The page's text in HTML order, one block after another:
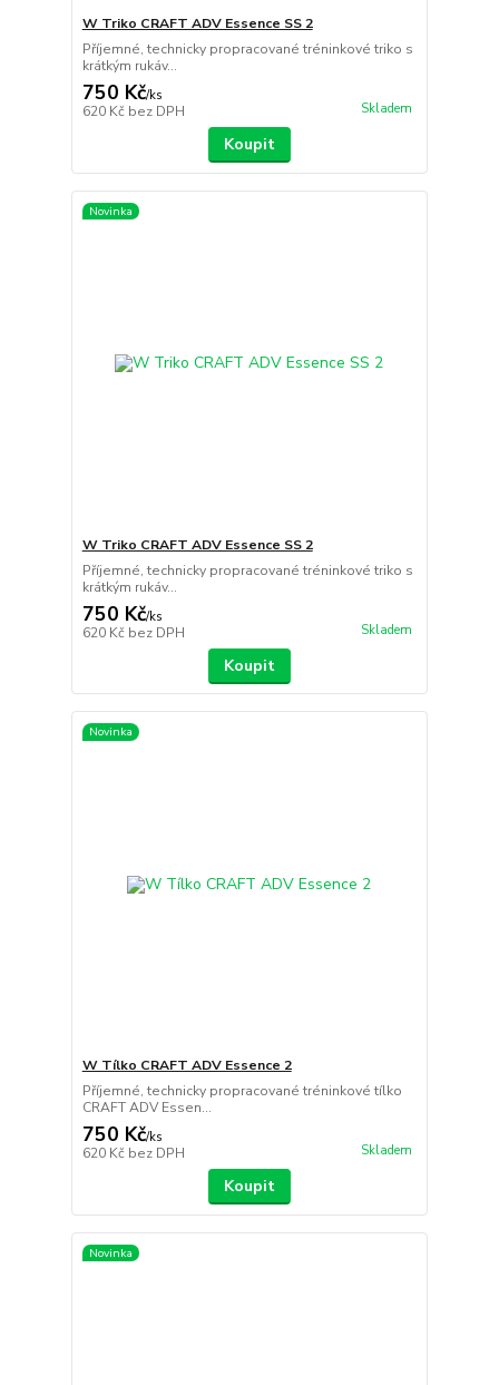
W Triko CRAFT ADV Essence SS 2
Příjemné, technicky propracované tréninkové triko s
krátkým rukáv...
750 Kč/ks
620 Kč bez DPH Skladem
Koupit
Novinka
W Triko CRAFT ADV Essence SS 2
Příjemné, technicky propracované tréninkové triko s
krátkým rukáv...
750 Kč/ks
620 Kč bez DPH Skladem
Koupit
Novinka
W Tílko CRAFT ADV Essence 2
Příjemné, technicky propracované tréninkové tílko
CRAFT ADV Essen...
750 Kč/ks
620 Kč bez DPH Skladem
Koupit
Novinka